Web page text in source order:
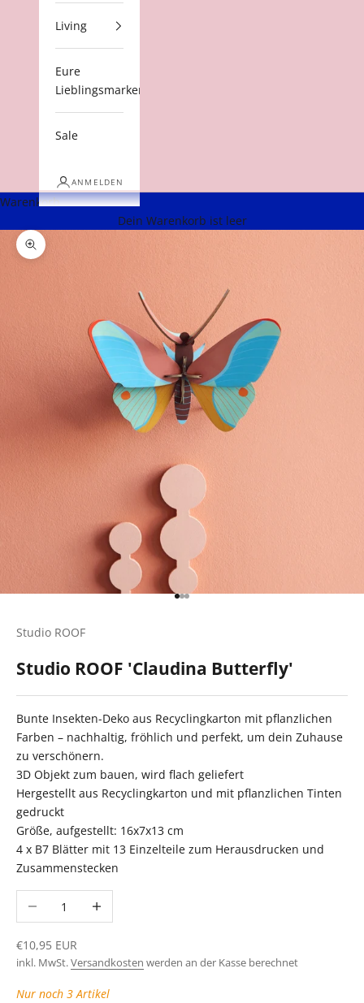
Living
Eure
Lieblingsmarken
Sale
ANMELDEN
Warenkorb
Dein Warenkorb ist leer
Bild vergrößern
Gehe zu Element 1
Gehe zu Element 2
Gehe zu Element 3
Studio ROOF
Studio ROOF 'Claudina Butterfly'
Bunte Insekten-Deko aus Recyclingkarton mit pflanzlichen
Farben – nachhaltig, fröhlich und perfekt, um dein Zuhause
zu verschönern.
3D Objekt zum bauen, wird flach geliefert
Hergestellt aus Recyclingkarton und mit pflanzlichen Tinten
gedruckt
Größe, aufgestellt: 16x7x13 cm
4 x B7 Blätter mit 13 Einzelteile zum Herausdrucken und
Zusammenstecken
Anzahl verringernAnzahl erhöhen
Angebot
€10,95 EUR
inkl. MwSt.Versandkosten werden an der Kasse berechnet
Nur noch 3 Artikel